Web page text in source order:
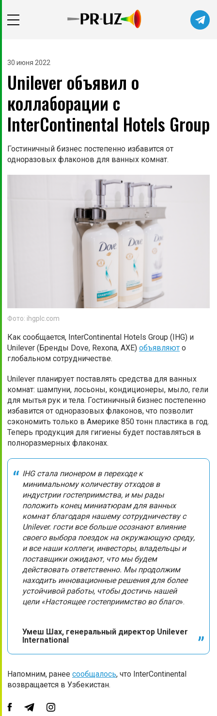
30 июня 2022
Unilever объявил о
коллаборации с
InterContinental Hotels Group
Гостиничный бизнес постепенно избавится от
одноразовых флаконов для ванных комнат.
Фото: ihgplc.com
Как сообщается, InterContinental Hotels Group (IHG) и
Unilever (Бренды Dove, Rexona, AXE) объявляют о
глобальном сотрудничестве.
Unilever планирует поставлять средства для ванных
комнат: шампуни, лосьоны, кондиционеры, мыло, гели
для мытья рук и тела. Гостиничный бизнес постепенно
избавится от одноразовых флаконов, что позволит
сэкономить только в Америке 850 тонн пластика в год.
Теперь продукция для гигиены будет поставляться в
полноразмерных флаконах.
IHG стала пионером в переходе к
минимальному количеству отходов в
индустрии гостеприимства, и мы рады
положить конец миниатюрам для ванных
комнат благодаря нашему сотрудничеству с
Unilever. гости все больше осознают влияние
своего выбора поездок на окружающую среду,
и все наши коллеги, инвесторы, владельцы и
поставщики ожидают, что мы будем
действовать ответственно. Мы продолжим
находить инновационные решения для более
устойчивой работы, чтобы достичь нашей
цели «Настоящее гостеприимство во благо».
Умеш Шах, генеральный директор Unilever
International
Напомним, ранее сообщалось, что InterContinental
возвращается в Узбекистан.